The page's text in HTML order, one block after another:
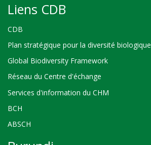
Liens CDB
CDB
Plan stratégique pour la diversité biologique
Global Biodiversity Framework
Réseau du Centre d'échange
Services d'information du CHM
BCH
ABSCH